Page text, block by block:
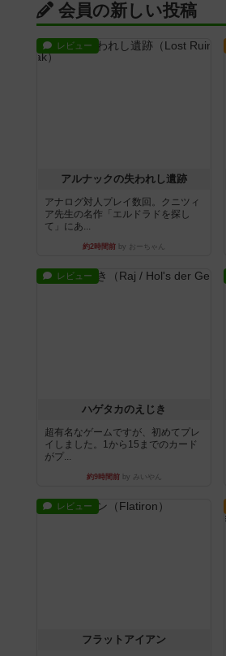
会員の新しい投稿
レビュー
アルナックの失われし遺跡
アナログ対人プレイ数回。クニツィ
ア先生の名作「エルドラドを探し
て」にあ...
約2時間前 by おーちゃん
レビュー
ハゲタカのえじき
超有名なゲームですが、初めてプレ
イしました。1から15までのカード
がプ...
約9時間前by みいやん
レビュー
フラットアイアン